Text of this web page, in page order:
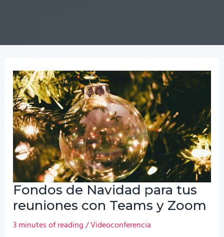
Fondos de Navidad para tus
reuniones con Teams y Zoom
3 minutes of reading/Videoconferencia